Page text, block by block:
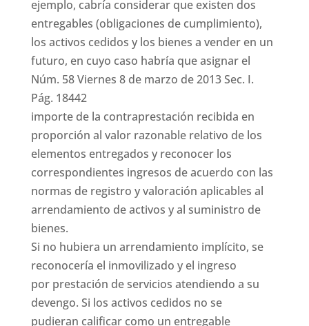
ejemplo, cabría considerar que existen dos
entregables (obligaciones de cumplimiento),
los activos cedidos y los bienes a vender en un
futuro, en cuyo caso habría que asignar el
Núm. 58 Viernes 8 de marzo de 2013 Sec. I.
Pág. 18442
importe de la contraprestación recibida en
proporción al valor razonable relativo de los
elementos entregados y reconocer los
correspondientes ingresos de acuerdo con las
normas de registro y valoración aplicables al
arrendamiento de activos y al suministro de
bienes.
Si no hubiera un arrendamiento implícito, se
reconocería el inmovilizado y el ingreso
por prestación de servicios atendiendo a su
devengo. Si los activos cedidos no se
pudieran calificar como un entregable